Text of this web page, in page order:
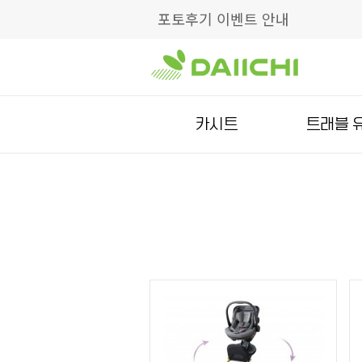
포토후기 이벤트 안내
카시트 트래블